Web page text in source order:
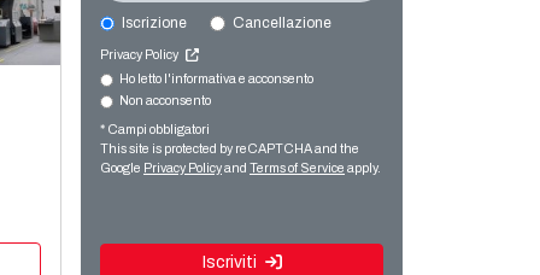
Iscrizione Cancellazione
Privacy Policy
Ho letto l'informativa e acconsento
Non acconsento
* Campi obbligatori
This site is protected by reCAPTCHA and the
Google Privacy Policyand Terms of Service apply.
Iscriviti